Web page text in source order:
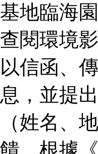
基地臨海
查閱環境
以信函、
息，並提
（姓名、
饋。根據